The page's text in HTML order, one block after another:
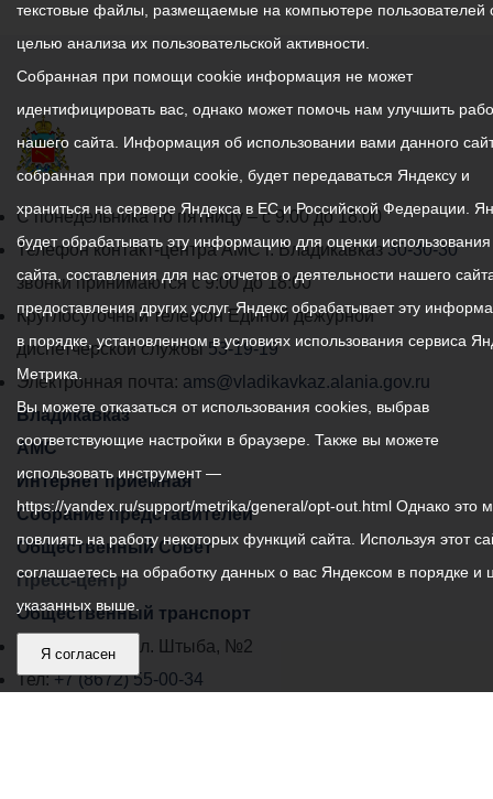
График
работы
администрации
местного
самоуправления
города
Владикавказ:
С понедельника по пятницу – с 9.00 до 18.00
Телефон контакт-центра АМС г. Владикавказ30-30-30
звонки принимаются с 9:00 до 18:00
Круглосуточный телефон Единой дежурной
диспетчерской службы53-19-19
Электронная почта: ams@vladikavkaz.alania.gov.ru
Владикавказ
АМС
Интернет приемная
Собрание представителей
Общественный Совет
Пресс-центр
Общественный транспорт
Владикавказ, пл. Штыба, №2
Тел:+7 (8672) 55-00-34
текстовые файлы, размещаемые на компьютере пользователей
целью анализа их пользовательской активности.
Собранная при помощи cookie информация не может
идентифицировать вас, однако может помочь нам улучшить
нашего сайта. Информация об использовании вами данного
собранная при помощи cookie, будет передаваться Яндексу и
храниться на сервере Яндекса в ЕС и Российской Федерации.
будет обрабатывать эту информацию для оценки
сайта, составления для нас отчетов о деятельности нашего
предоставления других услуг. Яндекс обрабатывает эту
в порядке, установленном в условиях использования сервиса
Метрика.
Вы можете отказаться от использования cookies, выбрав
соответствующие настройки в браузере. Также вы можете
использовать инструмент —
https://yandex.ru/support/metrika/general/opt-out.html Однако это
повлиять на работу некоторых функций сайта. Используя этот
соглашаетесь на обработку данных о вас Яндексом в порядке и
указанных выше.
Я согласен